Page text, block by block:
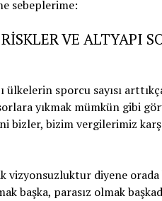
sebeplerime:
VE ALTYAPI
sporcu sayısı
yıkmak mümkün gibi
bizler, bizim vergilerimiz
vizyonsuzluktur diyene
başka, parasız olmak